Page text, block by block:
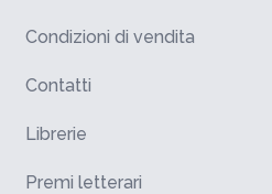
Condizioni di vendita
Contatti
Librerie
Premi letterari